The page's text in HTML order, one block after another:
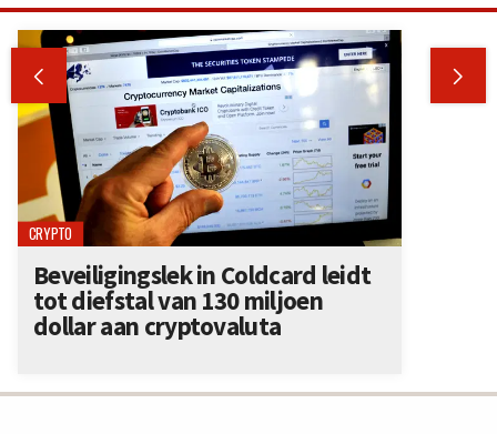
 
CRYPTO
Beveiligingslek in Coldcard leidt
tot diefstal van 130 miljoen
dollar aan cryptovaluta